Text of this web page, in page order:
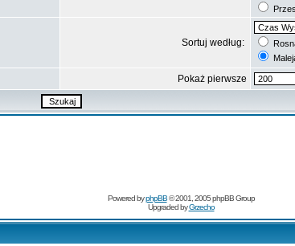
Sortuj według:
Pokaż pierwsze
Powered byphpBB© 2001, 2005 phpBB Group
Upgraded byGrzecho